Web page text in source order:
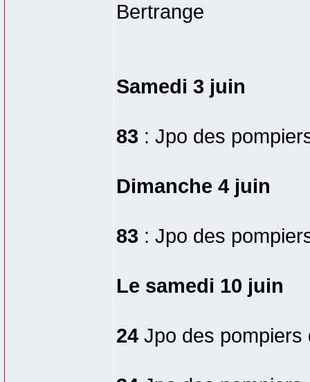
Bertrange
Samedi 3 juin
83 : Jpo des
Dimanche 4 juin
83 : Jpo des
Le samedi 10 juin
24 Jpo des pompiers